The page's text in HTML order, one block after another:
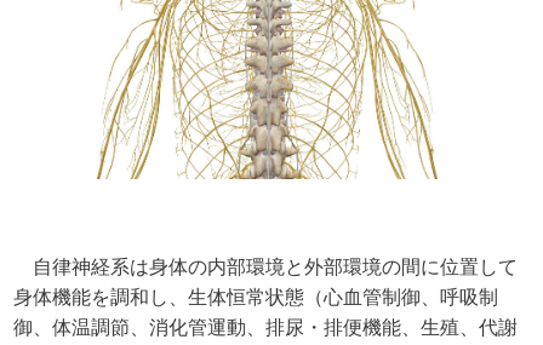
自律神経系は身体の内部環境と外部環境の間に位置して
身体機能を調和し、生体恒常状態（心血管制御、呼吸制
御、体温調節、消化管運動、排尿・排便機能、生殖、代謝